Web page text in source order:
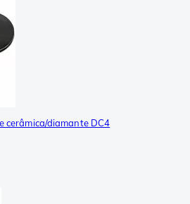
cerâmica/diamante DC4